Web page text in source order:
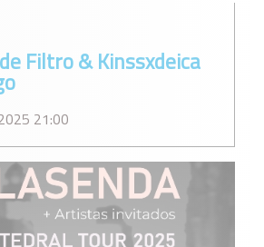
Filtro & Kinssxdeica
21:00